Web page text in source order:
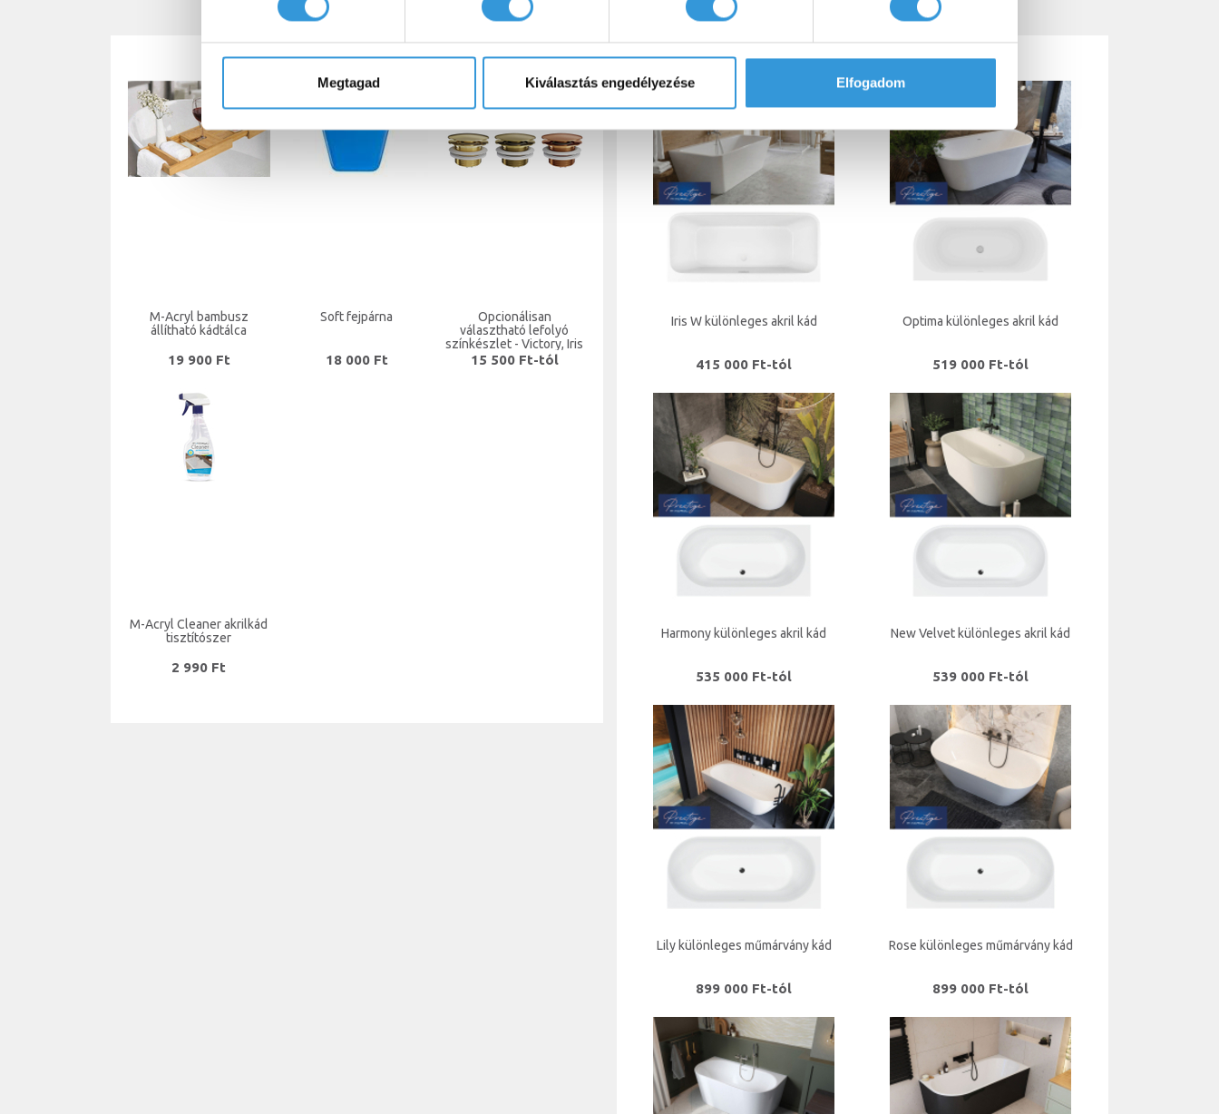
Megtagad Kiválasztás engedélyezése Elfogadom
M-Acryl bambusz
állítható kádtálca
19 900 Ft
Soft fejpárna
18 000 Ft
Opcionálisan
választható lefolyó
színkészlet - Victory, Iris
kádakhoz
15 500 Ft-tól
M-Acryl Cleaner akrilkád
tisztítószer
2 990 Ft
Iris W különleges akril kád
415 000 Ft-tól
Optima különleges akril kád
519 000 Ft-tól
Harmony különleges akril kád
535 000 Ft-tól
New Velvet különleges akril kád
539 000 Ft-tól
Lily különleges műmárvány kád
899 000 Ft-tól
Rose különleges műmárvány kád
899 000 Ft-tól